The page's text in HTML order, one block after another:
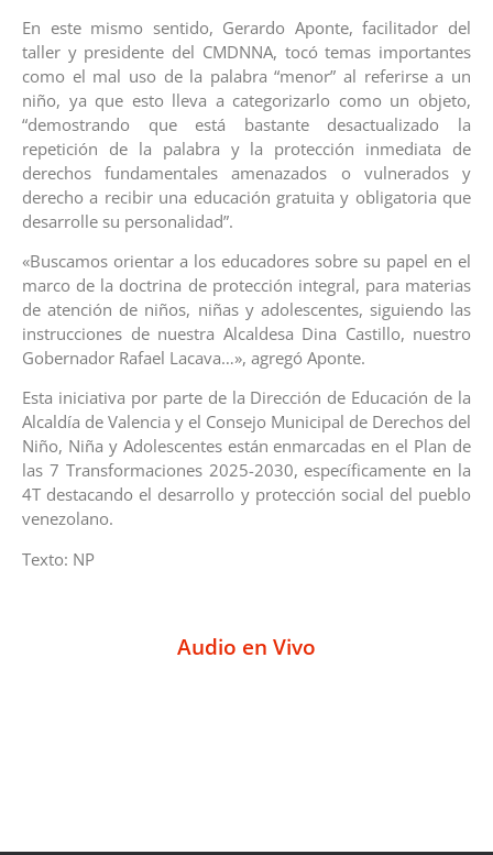
En este mismo sentido, Gerardo Aponte, facilitador del
taller y presidente del CMDNNA, tocó temas importantes
como el mal uso de la palabra “menor” al referirse a un
niño, ya que esto lleva a categorizarlo como un objeto,
“demostrando que está bastante desactualizado la
repetición de la palabra y la protección inmediata de
derechos fundamentales amenazados o vulnerados y
derecho a recibir una educación gratuita y obligatoria que
desarrolle su personalidad”.
«Buscamos orientar a los educadores sobre su papel en el
marco de la doctrina de protección integral, para materias
de atención de niños, niñas y adolescentes, siguiendo las
instrucciones de nuestra Alcaldesa Dina Castillo, nuestro
Gobernador Rafael Lacava…», agregó Aponte.
Esta iniciativa por parte de la Dirección de Educación de la
Alcaldía de Valencia y el Consejo Municipal de Derechos del
Niño, Niña y Adolescentes están enmarcadas en el Plan de
las 7 Transformaciones 2025-2030, específicamente en la
4T destacando el desarrollo y protección social del pueblo
venezolano.
Texto: NP
Audio en Vivo